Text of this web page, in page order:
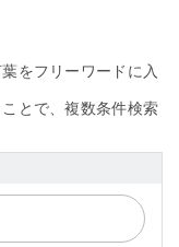
をフリーワードに入
とで、複数条件検索